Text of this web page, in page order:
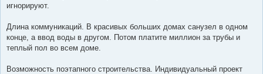
игнорируют.
Длина коммуникаций. В красивых больших домах санузел в одном
конце, а ввод воды в другом. Потом платите миллион за трубы и
теплый пол во всем доме.
Возможность поэтапного строительства. Индивидуальный проект